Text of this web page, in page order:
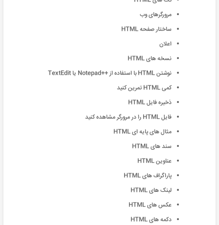
مرورگرهای وب
ساختار صفحه HTML
اعلان
نسخه های HTML
نوشتن HTML با استفاده از ++Notepad یا TextEdit
کمی HTML تمرین کنید
ذخیره فایل HTML
فایل HTML را در مرورگر مشاهده کنید
مثال های پایه ای HTML
سند های HTML
عناوین HTML
پاراگراف های HTML
لینک های HTML
عکس های HTML
دکمه های HTML